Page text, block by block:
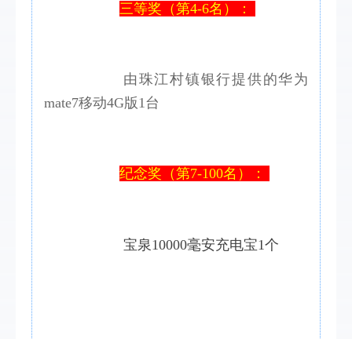
三等奖（第4-6名）：
由珠江村镇银行提供的华为
mate7移动4G版1台
纪念奖（第7-100名）：
宝泉10000毫安充电宝1个